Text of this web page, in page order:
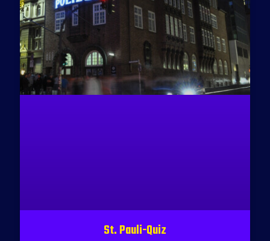
St. Pauli-Quiz